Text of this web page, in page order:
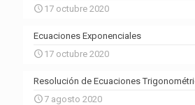
17 octubre 2020
Ecuaciones Exponenciales
17 octubre 2020
Resolución de Ecuaciones
7 agosto 2020